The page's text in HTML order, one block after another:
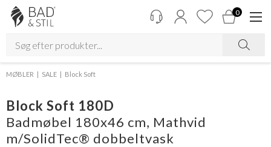
0
MØBLER SALE Block Soft
Block Soft 180D
Badmøbel 180x46 cm, Mathvid
m/SolidTec® dobbeltvask